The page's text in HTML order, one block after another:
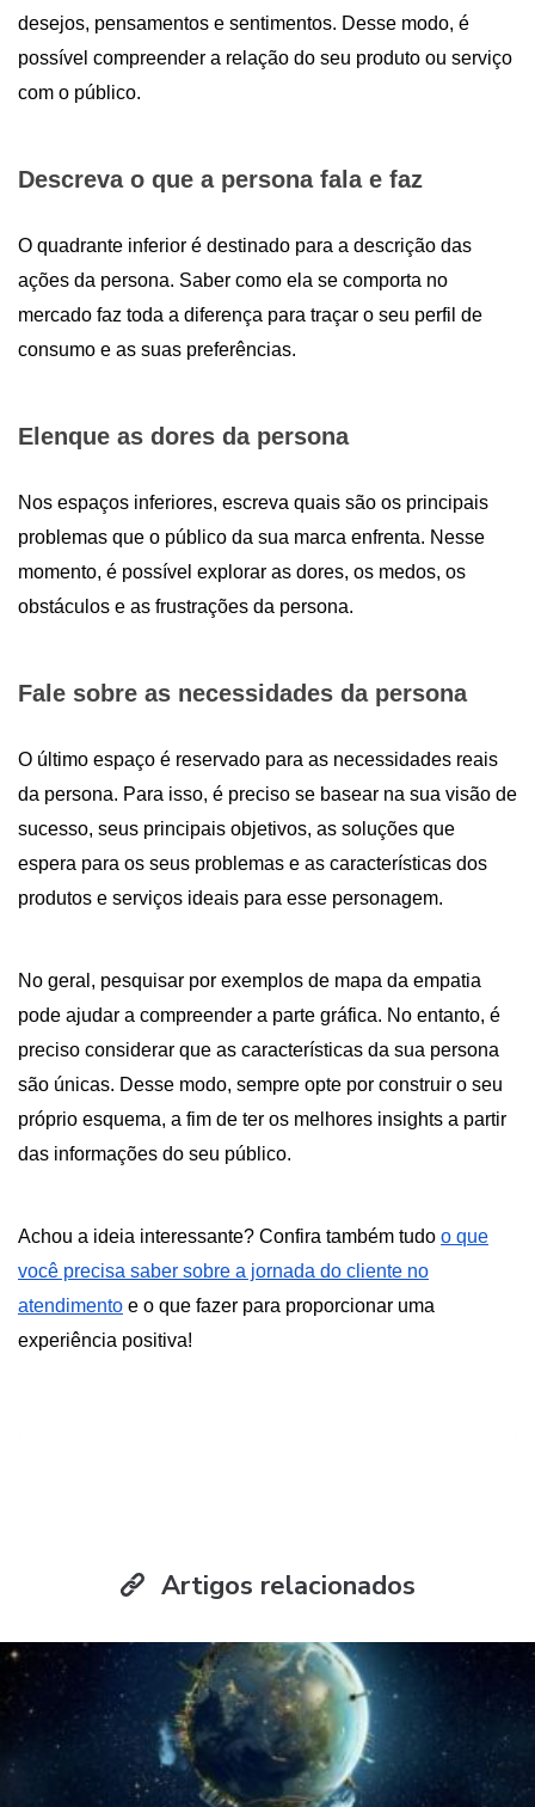
desejos, pensamentos e sentimentos. Desse modo, é
possível compreender a relação do seu produto ou serviço
com o público.
Descreva o que a persona fala e faz
O quadrante inferior é destinado para a descrição das
ações da persona. Saber como ela se comporta no
mercado faz toda a diferença para traçar o seu perfil de
consumo e as suas preferências.
Elenque as dores da persona
Nos espaços inferiores, escreva quais são os principais
problemas que o público da sua marca enfrenta. Nesse
momento, é possível explorar as dores, os medos, os
obstáculos e as frustrações da persona.
Fale sobre as necessidades da persona
O último espaço é reservado para as necessidades reais
da persona. Para isso, é preciso se basear na sua visão de
sucesso, seus principais objetivos, as soluções que
espera para os seus problemas e as características dos
produtos e serviços ideais para esse personagem.
No geral, pesquisar por exemplos de mapa da empatia
pode ajudar a compreender a parte gráfica. No entanto, é
preciso considerar que as características da sua persona
são únicas. Desse modo, sempre opte por construir o seu
próprio esquema, a fim de ter os melhores insights a partir
das informações do seu público.
Achou a ideia interessante? Confira também tudo o que
você precisa saber sobre a jornada do cliente no
atendimento e o que fazer para proporcionar uma
experiência positiva!
Artigos relacionados